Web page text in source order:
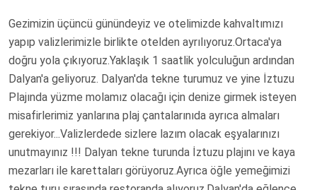
Gezimizin üçüncü günündeyiz ve otelimizde kahvaltımızı
yapıp valizlerimizle birlikte otelden ayrılıyoruz.Ortaca'ya
doğru yola çıkıyoruz.Yaklaşık 1 saatlik yolculuğun ardından
Dalyan'a geliyoruz. Dalyan'da tekne turumuz ve yine İztuzu
Plajında yüzme molamız olacağı için denize girmek isteyen
misafirlerimiz yanlarına plaj çantalarınıda ayrıca almaları
gerekiyor...Valizlerdede sizlere lazım olacak eşyalarınızı
unutmayınız !!! Dalyan tekne turunda İztuzu plajını ve kaya
mezarları ile karettaları görüyoruz.Ayrıca öğle yemeğimizi